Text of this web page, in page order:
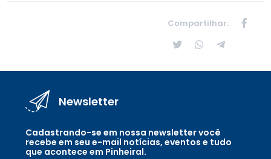
Compartilhar:
Newsletter
Cadastrando-se em nossa newsletter você
recebe em seu e-mail notícias, eventos e tudo
que acontece em Pinheiral.